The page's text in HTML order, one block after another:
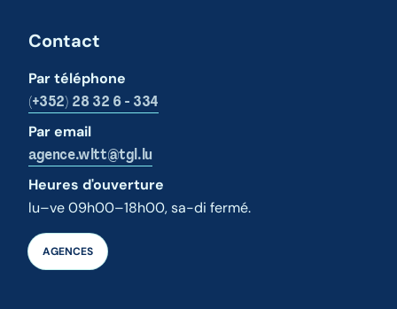
Contact
Par téléphone
(+352) 28 32 6 - 334
Par email
agence.wltt@tgl.lu
Heures d'ouverture
lu–ve 09h00–18h00, sa-di fermé.
AGENCES